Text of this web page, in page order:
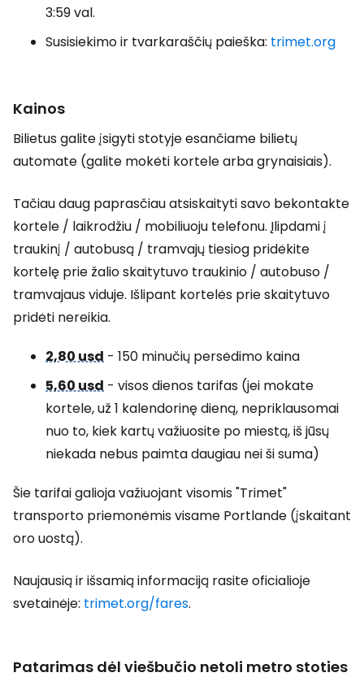
3:59 val.
Susisiekimo ir tvarkaraščių paieška: trimet.org
Kainos
Bilietus galite įsigyti stotyje esančiame bilietų
automate (galite mokėti kortele arba grynaisiais).
Tačiau daug paprasčiau atsiskaityti savo bekontakte
kortele / laikrodžiu / mobiliuoju telefonu. Įlipdami į
traukinį / autobusą / tramvajų tiesiog pridėkite
kortelę prie žalio skaitytuvo traukinio / autobuso /
tramvajaus viduje. Išlipant kortelės prie skaitytuvo
pridėti nereikia.
2,80 usd - 150 minučių persėdimo kaina
5,60 usd - visos dienos tarifas (jei mokate
kortele, už 1 kalendorinę dieną, nepriklausomai
nuo to, kiek kartų važiuosite po miestą, iš jūsų
niekada nebus paimta daugiau nei ši suma)
Šie tarifai galioja važiuojant visomis "Trimet"
transporto priemonėmis visame Portlande (įskaitant
oro uostą).
Naujausią ir išsamią informaciją rasite oficialioje
svetainėje: trimet.org/fares.
Patarimas dėl viešbučio netoli metro stoties